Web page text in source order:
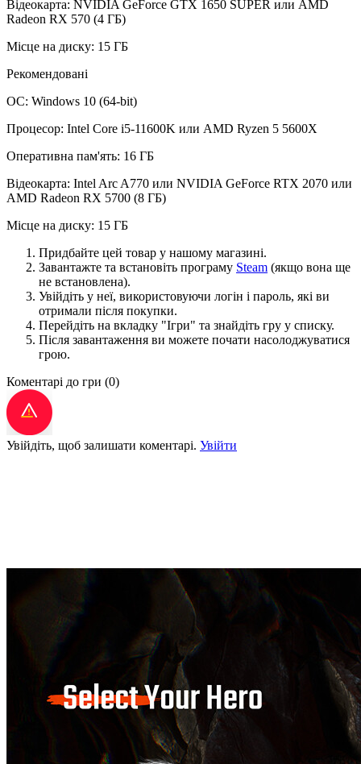
Відеокарта: NVIDIA GeForce GTX 1650 SUPER или AMD
Radeon RX 570 (4 ГБ)
Місце на диску: 15 ГБ
Рекомендовані
ОС: Windows 10 (64-bit)
Процесор: Intel Core i5-11600K или AMD Ryzen 5 5600X
Оперативна пам'ять: 16 ГБ
Відеокарта: Intel Arc A770 или NVIDIA GeForce RTX 2070 или
AMD Radeon RX 5700 (8 ГБ)
Місце на диску: 15 ГБ
Придбайте цей товар у нашому магазині.
Завантажте та встановіть програму Steam (якщо вона ще
не встановлена).
Увійдіть у неї, використовуючи логін і пароль, які ви
отримали після покупки.
Перейдіть на вкладку "Ігри" та знайдіть гру у списку.
Після завантаження ви можете почати насолоджуватися
грою.
Коментарі до гри (0)
Увійдіть, щоб залишати коментарі. Увійти